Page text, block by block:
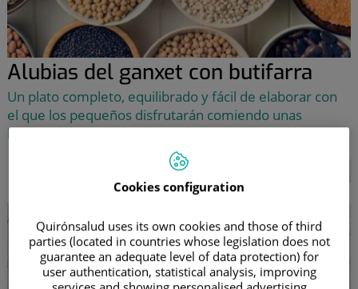
Alubias del ganxet con butifarra
Un plato completo, equilibrado y fácil de elaborar con
el que los pequeños disfrutarán comiendo unas
legumbres diferentes
Cookies configuration
Quirónsalud uses its own cookies and those of third
parties (located in countries whose legislation does not
guarantee an adequate level of data protection) for
user authentication, statistical analysis, improving